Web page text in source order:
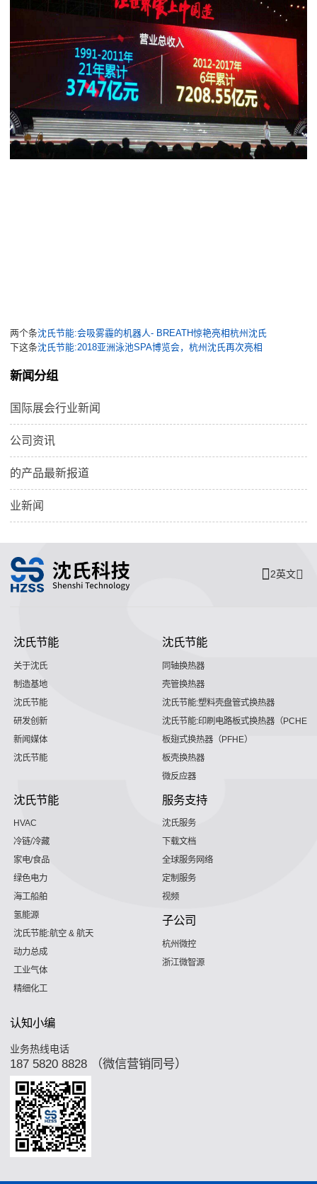
两个条沈氏节能:会吸雾霾的机器人- BREATH惊艳亮相杭州沈氏
下这条沈氏节能:2018亚洲泳池SPA博览会，杭州沈氏再次亮相
新闻分组
国际展会行业新闻
公司资讯
的产品最新报道
业新闻
2英文
沈氏节能
关于沈氏
制造基地
沈氏节能
研发创新
新闻媒体
沈氏节能
沈氏节能
同轴换热器
壳管换热器
沈氏节能:塑料壳盘管式换热器
沈氏节能:印刷电路板式换热器（PCHE）
板翅式换热器（PFHE）
板壳换热器
微反应器
沈氏节能
HVAC
冷链/冷藏
家电/食品
绿色电力
海工船舶
氢能源
沈氏节能:航空 & 航天
动力总成
工业气体
精细化工
服务支持
沈氏服务
下载文档
全球服务网络
定制服务
视频
子公司
杭州微控
浙江微智源
认知小编
业务热线电话
187 5820 8828 （微信营销同号）